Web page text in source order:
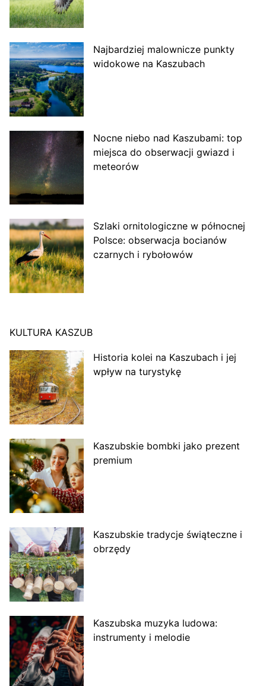
Najbardziej malownicze punkty
widokowe na Kaszubach
Nocne niebo nad Kaszubami: top
miejsca do obserwacji gwiazd i
meteorów
Szlaki ornitologiczne w północnej
Polsce: obserwacja bocianów
czarnych i rybołowów
KULTURA KASZUB
Historia kolei na Kaszubach i jej
wpływ na turystykę
Kaszubskie bombki jako prezent
premium
Kaszubskie tradycje świąteczne i
obrzędy
Kaszubska muzyka ludowa:
instrumenty i melodie